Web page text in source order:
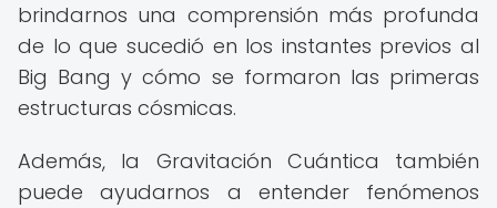
brindarnos una comprensión más profunda
de lo que sucedió en los instantes previos al
Big Bang y cómo se formaron las primeras
estructuras cósmicas.
Además, la Gravitación Cuántica también
puede ayudarnos a entender fenómenos